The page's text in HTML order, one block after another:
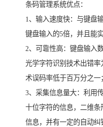
条码管理系统优点：
1、输入速度快：与键盘
键盘输入的5倍，并且能
2、可靠性高：键盘输入
光学字符识别技术出错
术误码率低于百万分之一；
3、采集信息量大：利用
十位字符的信息，二维
信息，并有一定的自动纠